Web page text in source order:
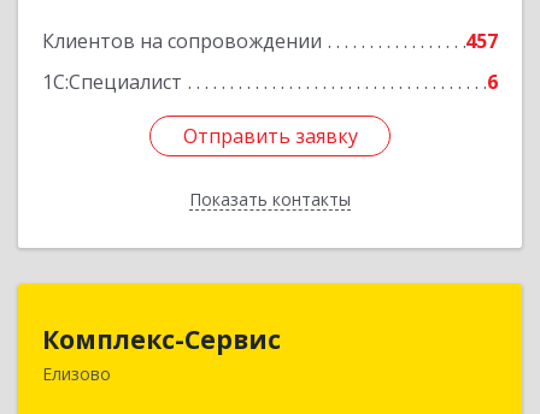
Клиентов на сопровождении
457
1С:Специалист
6
Отправить заявку
Показать контакты
Подробнее
Отправить заявку
Назад
Комплекс-Сервис
Елизово684000, Камчатский край, Елизовский р-н,